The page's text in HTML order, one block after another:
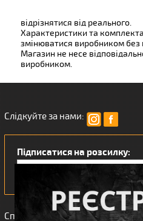
відрізнятися від реального.
Характеристики та
змінюватися виробником без
Магазин не несе
виробником.
Слідкуйте за нами:
Підписатися на розсилку:
Сподобався наш інтернет